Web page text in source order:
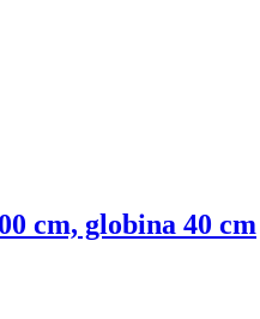
cm, globina 40 cm